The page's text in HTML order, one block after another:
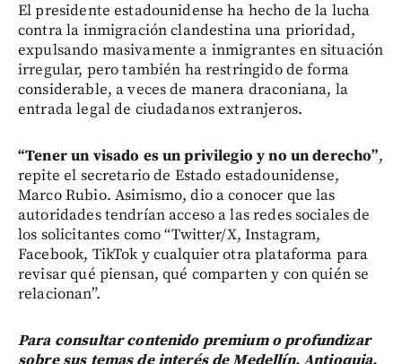
El presidente estadounidense ha hecho de la lucha
contra la inmigración clandestina una prioridad,
expulsando masivamente a inmigrantes en situación
irregular, pero también ha restringido de forma
considerable, a veces de manera draconiana, la
entrada legal de ciudadanos extranjeros.
“Tener un visado es un privilegio y no un derecho”,
repite el secretario de Estado estadounidense,
Marco Rubio. Asimismo, dio a conocer que las
autoridades tendrían acceso a las redes sociales de
los solicitantes como “Twitter/X, Instagram,
Facebook, TikTok y cualquier otra plataforma para
revisar qué piensan, qué comparten y con quién se
relacionan”.
Para consultar contenido premium o profundizar